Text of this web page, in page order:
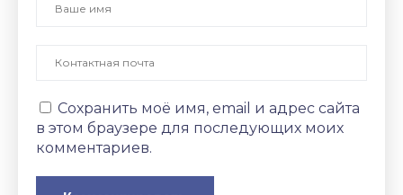
Сохранить моё имя, email и адрес сайта
в этом браузере для последующих моих
комментариев.